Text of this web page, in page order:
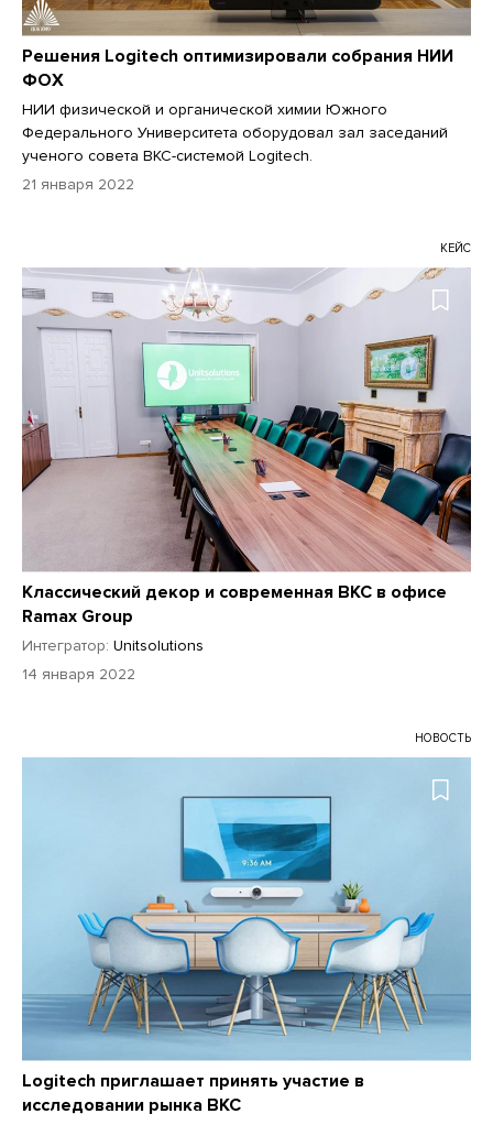
Решения Logitech оптимизировали собрания НИИ
ФОХ
НИИ физической и органической химии Южного
Федерального Университета оборудовал зал заседаний
ученого совета ВКС-системой Logitech.
21 января 2022
КЕЙС
Классический декор и современная ВКС в офисе
Ramax Group
Интегратор: Unitsolutions
14 января 2022
НОВОСТЬ
Logitech приглашает принять участие в
исследовании рынка ВКС